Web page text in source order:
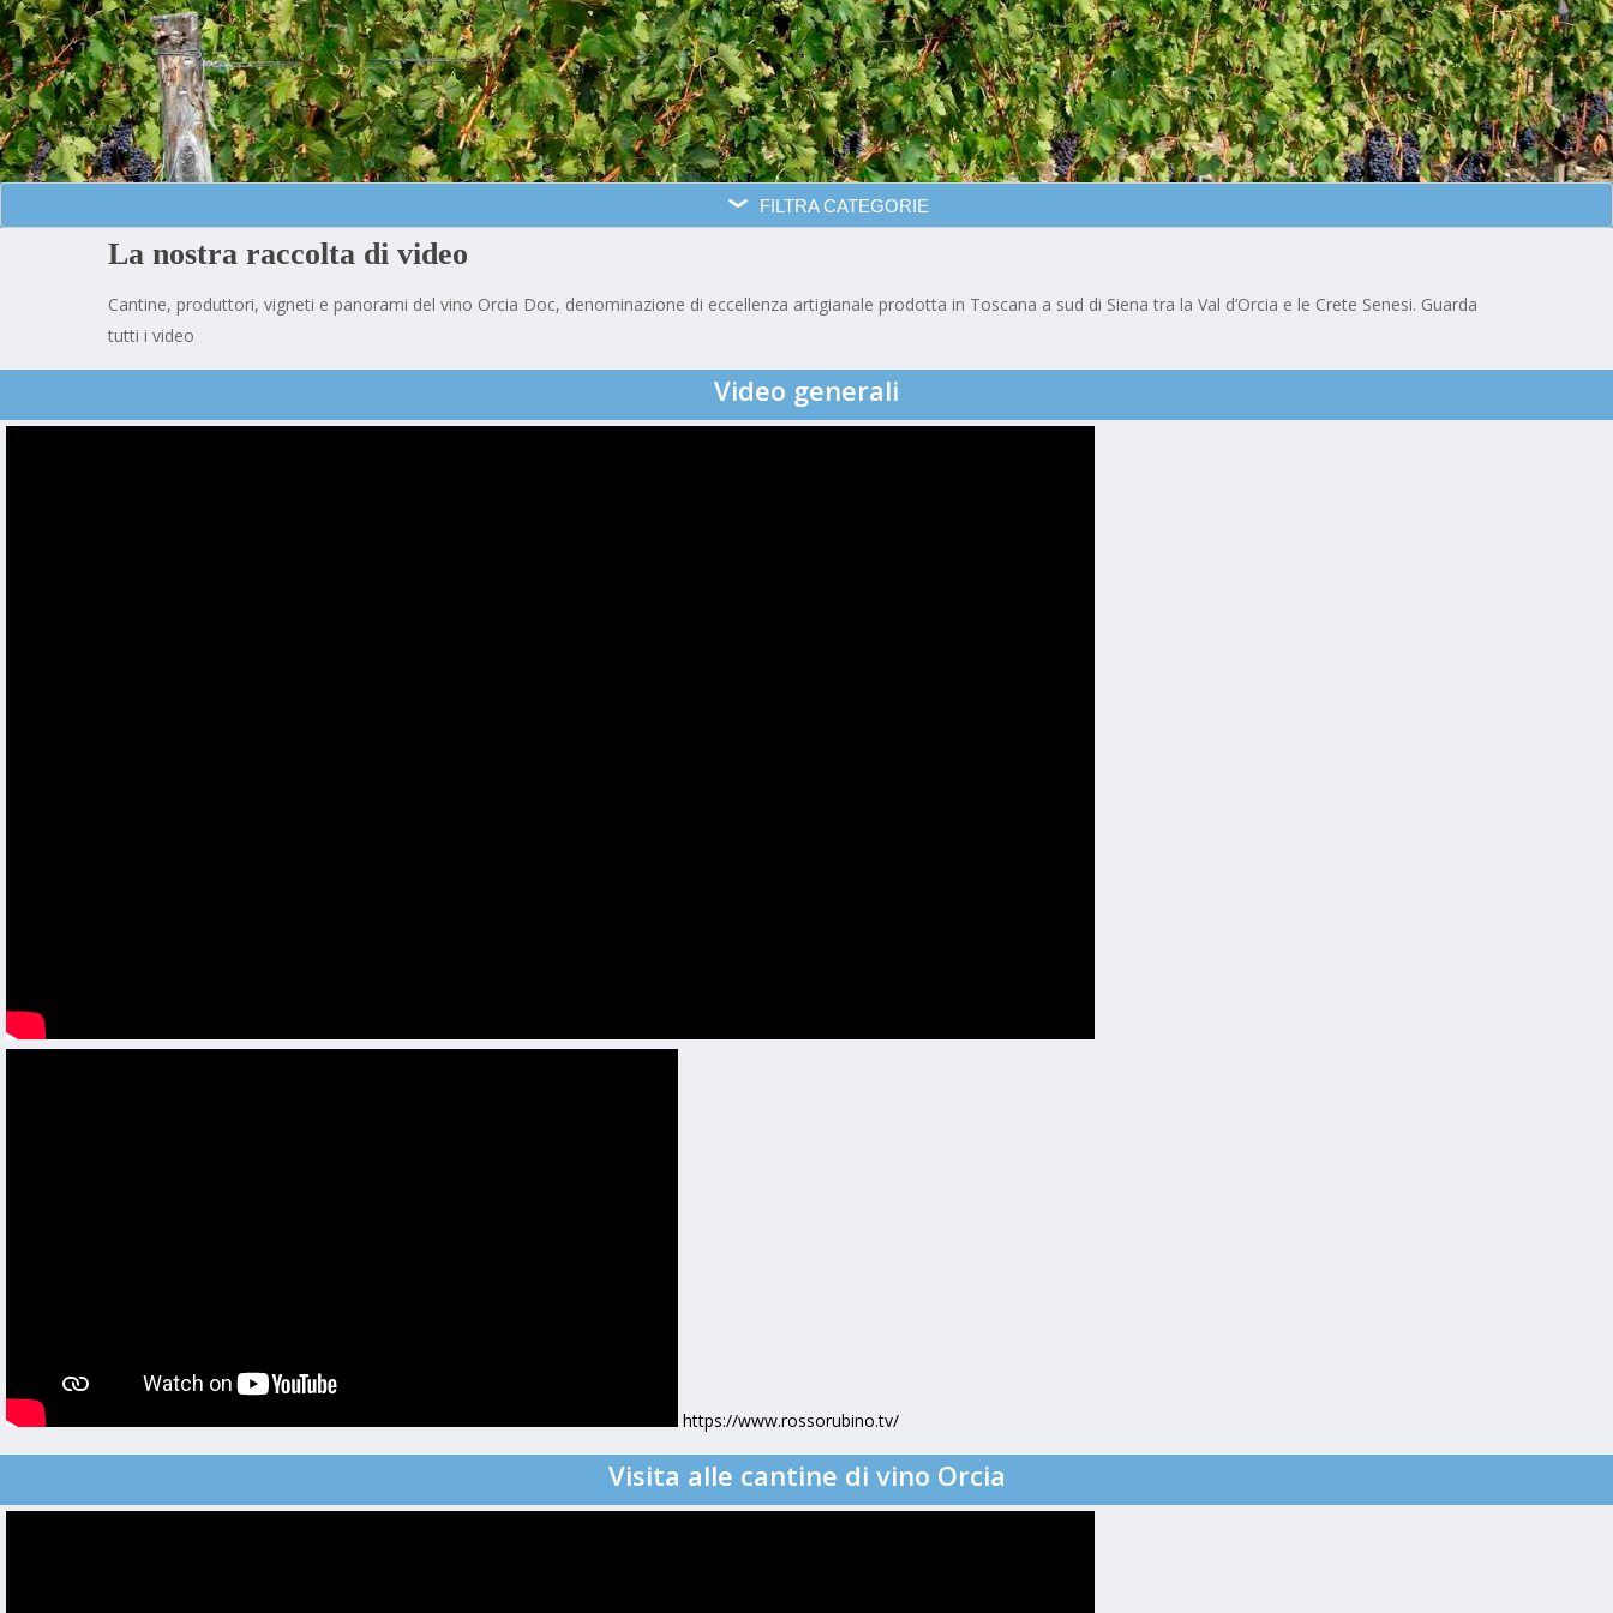
FILTRA CATEGORIE
La nostra raccolta di video
Cantine, produttori, vigneti e panorami del vino Orcia Doc, denominazione di eccellenza artigianale prodotta in Toscana a sud di Siena tra la Val d’Orcia e le Crete Senesi. Guarda
tutti i video
Video generali
https://www.rossorubino.tv/
Visita alle cantine di vino Orcia